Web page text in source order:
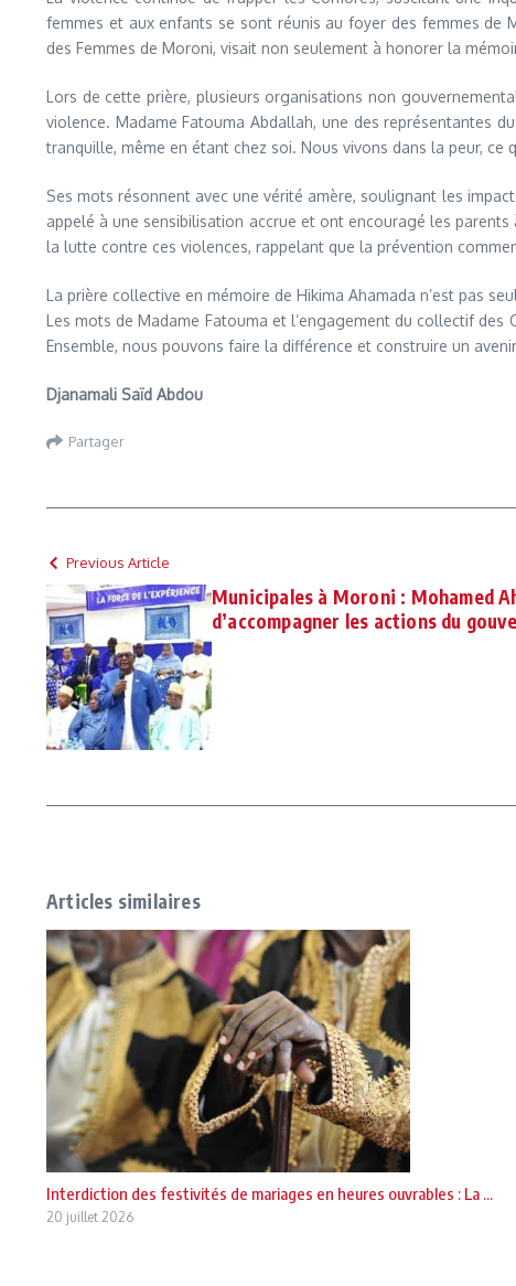
femmes et aux enfants se sont réunis au foyer des femmes de
des Femmes de Moroni, visait non seulement à honorer la
Lors de cette prière, plusieurs organisations non
violence. Madame Fatouma Abdallah, une des représentantes
tranquille, même en étant chez soi. Nous vivons dans la peur, ce
Ses mots résonnent avec une vérité amère, soulignant les
appelé à une sensibilisation accrue et ont encouragé les
la lutte contre ces violences, rappelant que la prévention
La prière collective en mémoire de Hikima Ahamada n’est pas
Les mots de Madame Fatouma et l’engagement du collectif des
Ensemble, nous pouvons faire la différence et construire un
Djanamali Saïd Abdou
Partager
Previous Article
Municipales à Moroni : Mohamed
d’accompagner les actions du
Articles similaires
Interdiction des festivités de mariages en heures ouvrables : La ...
20 juillet 2026